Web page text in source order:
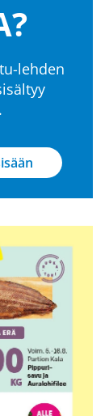
lehden